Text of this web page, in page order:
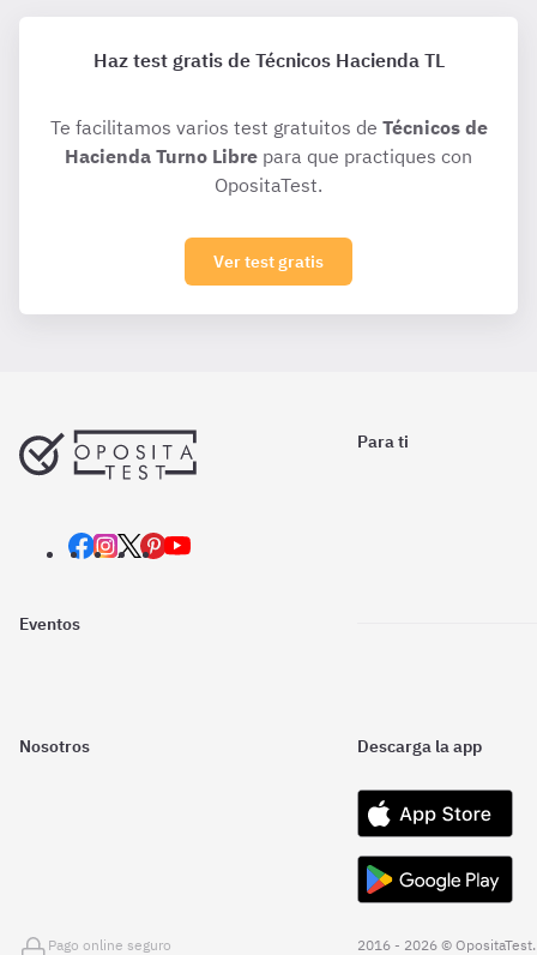
Haz test gratis de Técnicos Hacienda TL
Te facilitamos varios test gratuitos de Técnicos de
Hacienda Turno Libre para que practiques con
OpositaTest.
Ver test gratis
Para ti
Eventos
Nosotros Descarga la app
Pago online seguro
2016 - 2026 © OpositaTest.